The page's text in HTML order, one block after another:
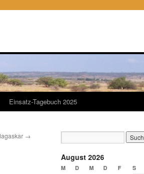
Einsatz-Tagebuch 2025
→
August 2026
M D M D F S